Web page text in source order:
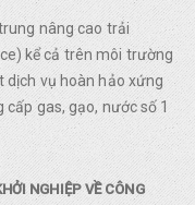
nâng cao trải
kể cả trên môi trường
dịch vụ hoàn hảo xứng
gas, gạo, nước số 1
NGHIỆP VỀ CÔNG